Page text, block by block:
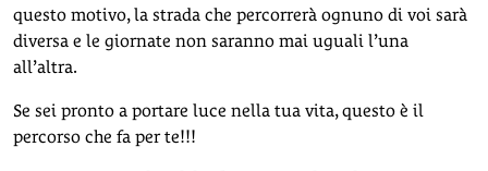
questo motivo, la strada che percorrerà ognuno di voi sarà
diversa e le giornate non saranno mai uguali l’una
all’altra.
Se sei pronto a portare luce nella tua vita, questo è il
percorso che fa per te!!!